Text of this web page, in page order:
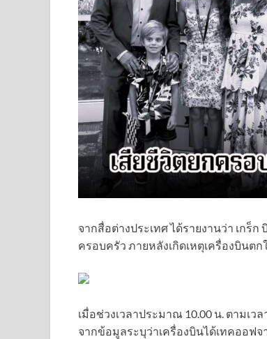
จากสื่อต่างประเทศ ได้รายงานว่า เกร็ก
ครอบครัว ภายหลังเกิดเหตุเครื่องบินต
เมื่อช่วงเวลาประมาณ 10.00 น. ตามเ
จากข้อมูลระบุว่าเครื่องบินได้เทคออฟ